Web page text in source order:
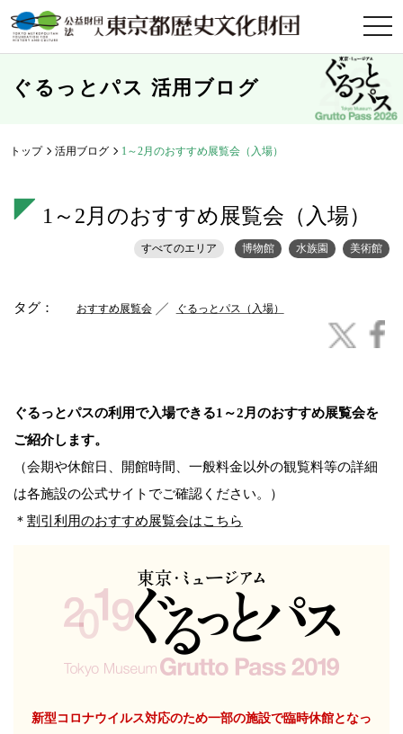
t
o
l
e
n
a
ぐるっとパス 活用ブログ
トップ 活用ブログ 1～2月のおすすめ展覧会（入場）
1～2月のおすすめ展覧会（入場）
すべてのエリア 博物館 水族園 美術館
タグ： おすすめ展覧会 ぐるっとパス（入場）
ぐるっとパスの利用で入場できる1～2月のおすすめ展覧会を
ご紹介します。
（会期や休館日、開館時間、一般料金以外の観覧料等の詳細
は各施設の公式サイトでご確認ください。）
＊ 割引利用のおすすめ展覧会はこちら
新型コロナウイルス対応のため一部の施設で臨時休館となっ